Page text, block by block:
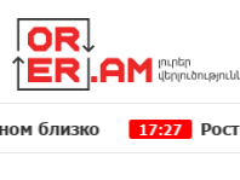
17:27 Рост цен